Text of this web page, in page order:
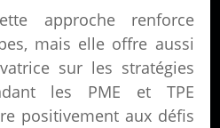
approche renforce
mais elle offre aussi
sur les stratégies
les PME et TPE
positivement aux défis